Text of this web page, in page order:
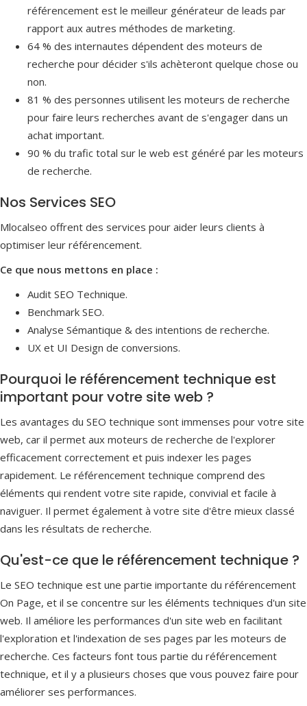
référencement est le meilleur générateur de leads par
rapport aux autres méthodes de marketing.
64 % des internautes dépendent des moteurs de
recherche pour décider s'ils achèteront quelque chose ou
non.
81 % des personnes utilisent les moteurs de recherche
pour faire leurs recherches avant de s'engager dans un
achat important.
90 % du trafic total sur le web est généré par les moteurs
de recherche.
Nos Services SEO
Mlocalseo offrent des services pour aider leurs clients à
optimiser leur référencement.
Ce que nous mettons en place :
Audit SEO Technique.
Benchmark SEO.
Analyse Sémantique & des intentions de recherche.
UX et UI Design de conversions.
Pourquoi le référencement technique est
important pour votre site web ?
Les avantages du SEO technique sont immenses pour votre site
web, car il permet aux moteurs de recherche de l'explorer
efficacement correctement et puis indexer les pages
rapidement. Le référencement technique comprend des
éléments qui rendent votre site rapide, convivial et facile à
naviguer. Il permet également à votre site d'être mieux classé
dans les résultats de recherche.
Qu'est-ce que le référencement technique ?
Le SEO technique est une partie importante du référencement
On Page, et il se concentre sur les éléments techniques d'un site
web. Il améliore les performances d'un site web en facilitant
l'exploration et l'indexation de ses pages par les moteurs de
recherche. Ces facteurs font tous partie du référencement
technique, et il y a plusieurs choses que vous pouvez faire pour
améliorer ses performances.